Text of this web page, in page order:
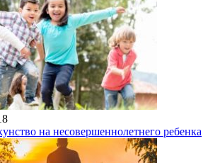
на несовершеннолетнего ребенка